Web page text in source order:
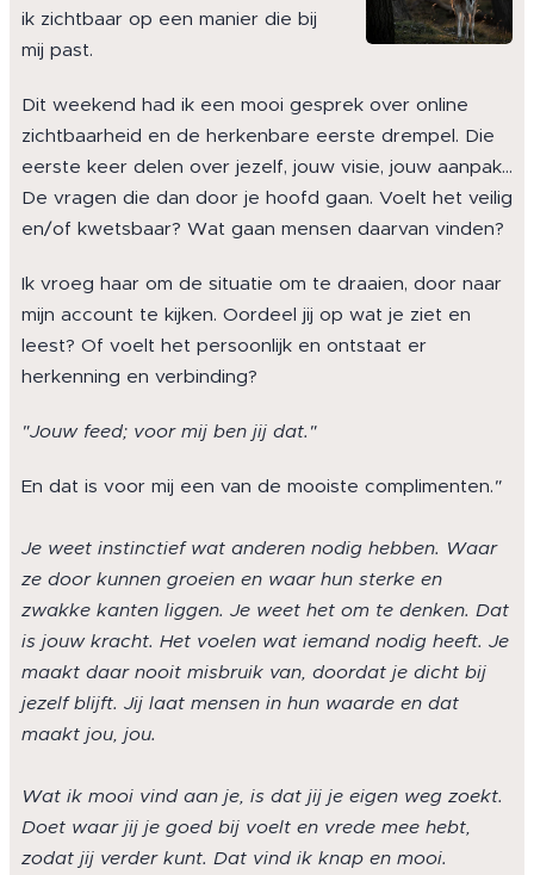
ik zichtbaar op een manier die bij
mij past.
Dit weekend had ik een mooi gesprek over online
zichtbaarheid en de herkenbare eerste drempel. Die
eerste keer delen over jezelf, jouw visie, jouw aanpak…
De vragen die dan door je hoofd gaan. Voelt het veilig
en/of kwetsbaar? Wat gaan mensen daarvan vinden?
Ik vroeg haar om de situatie om te draaien, door naar
mijn account te kijken. Oordeel jij op wat je ziet en
leest? Of voelt het persoonlijk en ontstaat er
herkenning en verbinding?
"Jouw feed; voor mij ben jij dat."
En dat is voor mij een van de mooiste complimenten."
Je weet instinctief wat anderen nodig hebben. Waar
ze door kunnen groeien en waar hun sterke en
zwakke kanten liggen. Je weet het om te denken. Dat
is jouw kracht. Het voelen wat iemand nodig heeft. Je
maakt daar nooit misbruik van, doordat je dicht bij
jezelf blijft. Jij laat mensen in hun waarde en dat
maakt jou, jou.
Wat ik mooi vind aan je, is dat jij je eigen weg zoekt.
Doet waar jij je goed bij voelt en vrede mee hebt,
zodat jij verder kunt. Dat vind ik knap en mooi.